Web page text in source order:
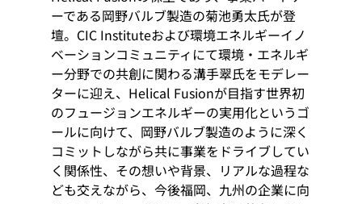
ーである岡野バルブ製造の菊池勇太氏が登
壇。CIC Instituteおよび環境エネルギーイノ
ベーションコミュニティにて環境・エネルギ
ー分野での共創に関わる溝手翠氏をモデレー
ターに迎え、Helical Fusionが目指す世界初
のフュージョンエネルギーの実用化というゴ
ールに向けて、岡野バルブ製造のように深く
コミットしながら共に事業をドライブしてい
く関係性、その想いや背景、リアルな過程な
ども交えながら、今後福岡、九州の企業に向